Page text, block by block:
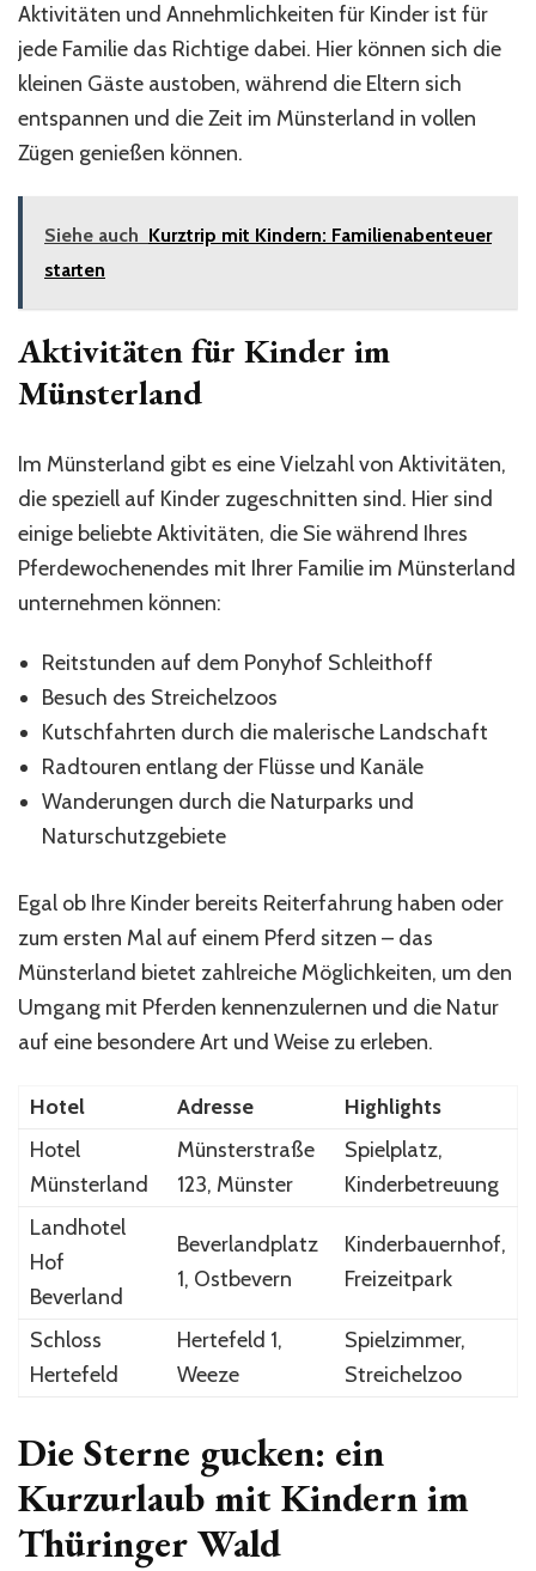
Aktivitäten und Annehmlichkeiten für Kinder ist für
jede Familie das Richtige dabei. Hier können sich die
kleinen Gäste austoben, während die Eltern sich
entspannen und die Zeit im Münsterland in vollen
Zügen genießen können.
Siehe auch Kurztrip mit Kindern: Familienabenteuer
starten
Aktivitäten für Kinder im
Münsterland
Im Münsterland gibt es eine Vielzahl von Aktivitäten,
die speziell auf Kinder zugeschnitten sind. Hier sind
einige beliebte Aktivitäten, die Sie während Ihres
Pferdewochenendes mit Ihrer Familie im Münsterland
unternehmen können:
Reitstunden auf dem Ponyhof Schleithoff
Besuch des Streichelzoos
Kutschfahrten durch die malerische Landschaft
Radtouren entlang der Flüsse und Kanäle
Wanderungen durch die Naturparks und
Naturschutzgebiete
Egal ob Ihre Kinder bereits Reiterfahrung haben oder
zum ersten Mal auf einem Pferd sitzen – das
Münsterland bietet zahlreiche Möglichkeiten, um den
Umgang mit Pferden kennenzulernen und die Natur
auf eine besondere Art und Weise zu erleben.
Hotel Adresse
Highlights
Hotel
Münsterland
Münsterstraße
123, Münster
Spielplatz,
Kinderbetreuung
Landhotel
Hof
Beverland
Beverlandplatz
1, Ostbevern
Kinderbauernhof,
Freizeitpark
Schloss
Hertefeld
Hertefeld 1,
Weeze
Spielzimmer,
Streichelzoo
Die Sterne gucken: ein
Kurzurlaub mit Kindern im
Thüringer Wald